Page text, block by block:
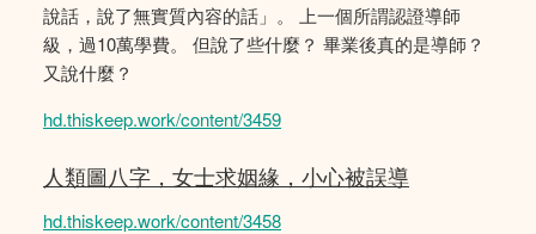
說話，說了無實質內容的話」。 上一個所謂認證導師
級，過10萬學費。 但說了些什麼？ 畢業後真的是導師？
又說什麼？
hd.thiskeep.work/content/3459
人類圖八字，女士求姻緣，小心被誤導
hd.thiskeep.work/content/3458